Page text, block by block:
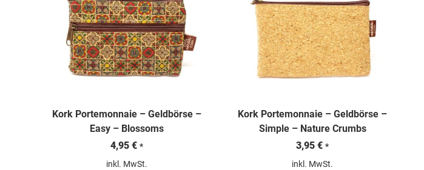
Kork Portemonnaie – Geldbörse –
Easy – Blossoms
4,95 € *
inkl. MwSt.
Kork Portemonnaie – Geldbörse –
Simple – Nature Crumbs
3,95€ *
inkl. MwSt.